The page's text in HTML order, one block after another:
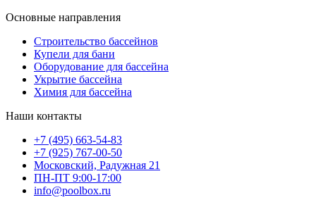
Основные направления
Строительство бассейнов
Купели для бани
Оборудование для бассейна
Укрытие бассейна
Химия для бассейна
Наши контакты
+7 (495) 663-54-83
+7 (925) 767-00-50
Московский, Радужная 21
ПН-ПТ 9:00-17:00
info@poolbox.ru